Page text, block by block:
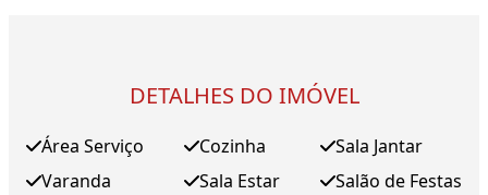
DETALHES DO IMÓVEL
Área Serviço
Varanda
Cozinha
Sala Estar
Sala Jantar
Salão de Festas